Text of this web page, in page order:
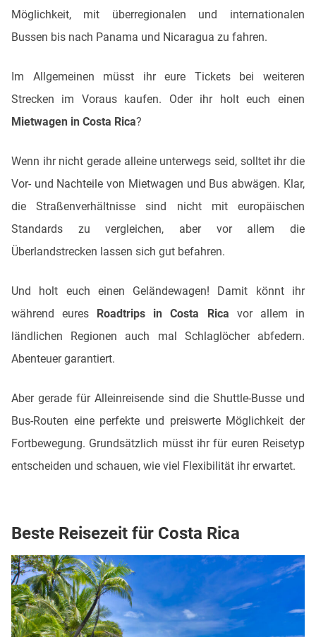
Möglichkeit, mit überregionalen und internationalen
Bussen bis nach Panama und Nicaragua zu fahren.
Im Allgemeinen müsst ihr eure Tickets bei weiteren
Strecken im Voraus kaufen. Oder ihr holt euch einen
Mietwagen in Costa Rica?
Wenn ihr nicht gerade alleine unterwegs seid, solltet ihr die
Vor- und Nachteile von Mietwagen und Bus abwägen. Klar,
die Straßenverhältnisse sind nicht mit europäischen
Standards zu vergleichen, aber vor allem die
Überlandstrecken lassen sich gut befahren.
Und holt euch einen Geländewagen! Damit könnt ihr
während eures Roadtrips in Costa Rica vor allem in
ländlichen Regionen auch mal Schlaglöcher abfedern.
Abenteuer garantiert.
Aber gerade für Alleinreisende sind die Shuttle-Busse und
Bus-Routen eine perfekte und preiswerte Möglichkeit der
Fortbewegung. Grundsätzlich müsst ihr für euren Reisetyp
entscheiden und schauen, wie viel Flexibilität ihr erwartet.
Beste Reisezeit für Costa Rica